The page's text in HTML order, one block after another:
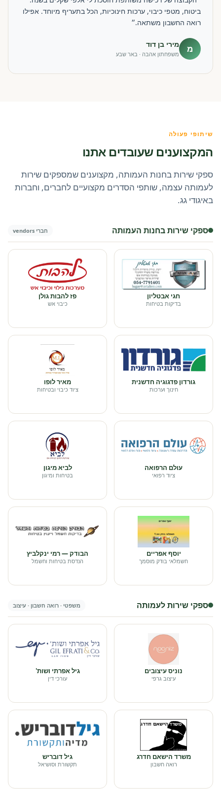
ביטוח, מטפי כיבוי, ערכות חינוכיות, הכל בתעריף מיוחד. אפילו
רואה החשבון משתאה.״
מ מירי בן דוד
משפחתון אהבה · באר שבע
שיתופי פעולה
המקצוענים שעובדים אתנו
ספקי שירות בחנות העמותה, מקצוענים שמספקים שירות
לעמותה עצמה, שותפי הסדרים מקצועיים לחברים, וחברות
באיגודי גג.
ספקי שירות בחנות העמותה חברי vendors
חגי אבטליון
בדיקות בטיחות
פז להבות גולן
כיבוי אש
גורדון פדגוגיה חדשנית
חינוך וערכות
מאיר לופו
ציוד כיבוי ובטיחות
עולם הרפואה
ציוד רפואי
לביא מיגון
בטיחות ומיגון
יוסף אפריים
חשמלאי בודק מוסמך
הבודק — רמי ינקלביץ
הנדסת בטיחות וחשמל
ספקי שירות לעמותה משפטי · רואה חשבון · עיצוב
נוניס עיצובים
עיצוב גרפי
גיל אפרתי ושות'
עורכי דין
משרד הישאם חדרג
רואה חשבון
גיל דובריש
תקשורת וסושיאל